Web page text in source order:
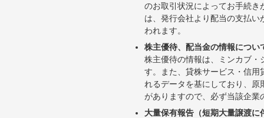
のお取引状況によってお手続
は、発行会社より配当の支払
われます。
株主優待、配当金の情報につい
株主優待の情報は、ミンカブ
す。また、貸株サービス・信
れるデータを基にしており、
がありますので、必ず当該企
大量保有報告（短期大量譲渡